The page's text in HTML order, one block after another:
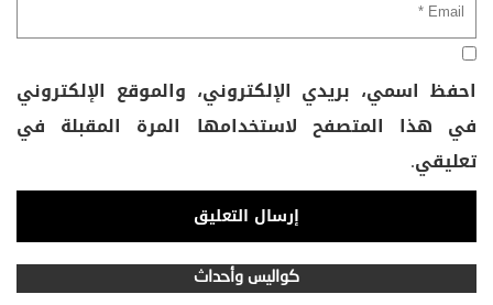
احفظ اسمي، بريدي الإلكتروني، والموقع الإلكتروني
في هذا المتصفح لاستخدامها المرة المقبلة في
تعليقي.
كواليس وأحداث